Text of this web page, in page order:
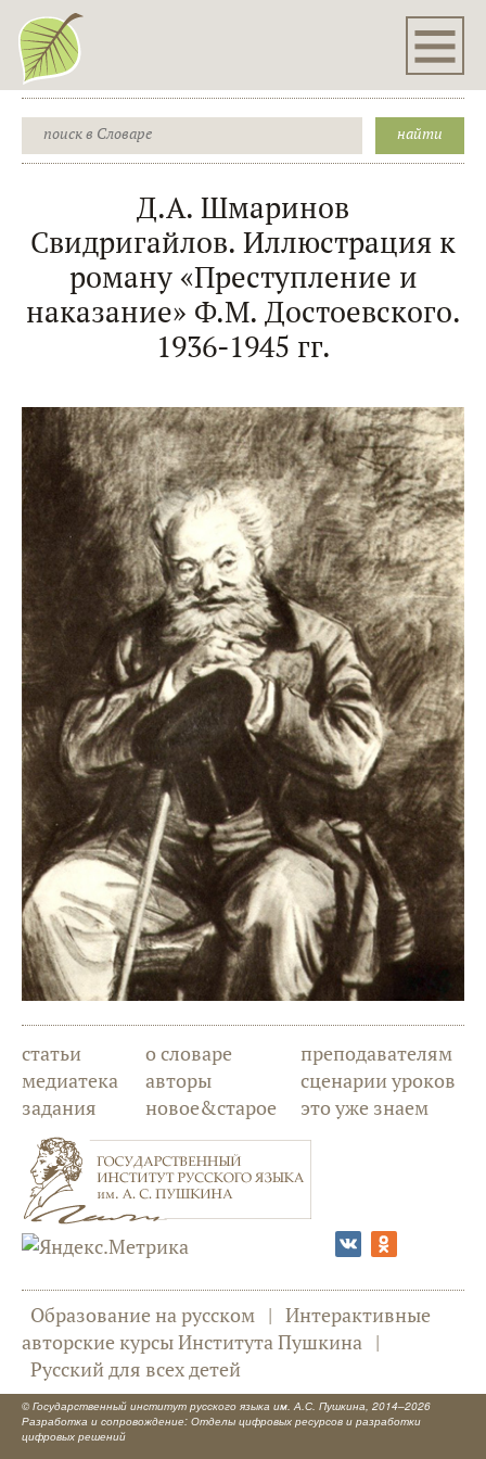
Д.А. Шмаринов
Свидригайлов. Иллюстрация к
роману «Преступление и
наказание» Ф.М. Достоевского.
1936-1945 гг.
статьи
медиатека
задания
о словаре
авторы
новое&старое
преподавателям
сценарии уроков
это уже знаем
Образование на русском | Интерактивные
авторские курсы Института Пушкина |
Русский для всех детей
© Государственный институт русского языка им. А.С. Пушкина, 2014–2026
Разработка и сопровождение: Отделы цифровых ресурсов и разработки
цифровых решений